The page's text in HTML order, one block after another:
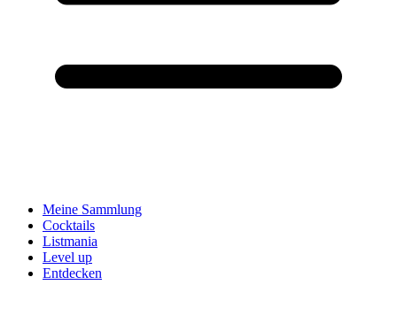
Meine Sammlung
Cocktails
Listmania
Level up
Entdecken